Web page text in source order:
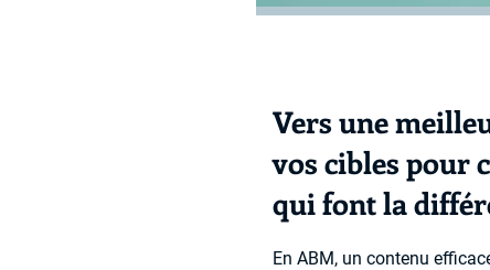
Vers une
vos cibles pour
qui font la
En ABM, un contenu